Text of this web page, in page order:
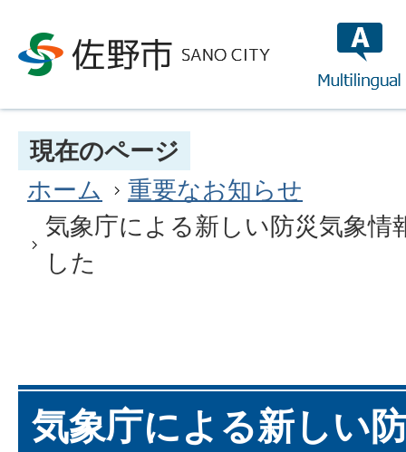
現在のページ
ホーム
重要なお知らせ
気象庁による新しい防災気象情
した
気象庁による新しい